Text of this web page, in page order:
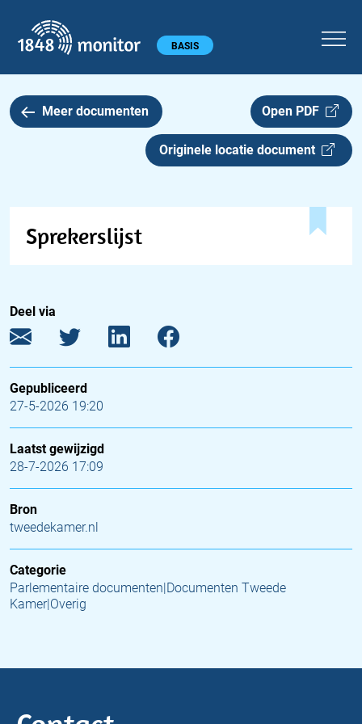
Hoofdmenu BASIS
Meer documenten Open PDF
Originele locatie document
Sprekerslijst
Deel via
Gepubliceerd
27-5-2026 19:20
Laatst gewijzigd
28-7-2026 17:09
Bron
tweedekamer.nl
Categorie
Parlementaire documenten|Documenten Tweede
Kamer|Overig